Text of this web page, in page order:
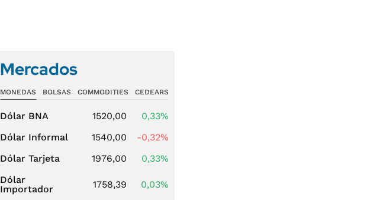
Mercados
MONEDAS BOLSAS COMMODITIES CEDEARS
Dólar BNA 1520,00
0,33%
Dólar Informal
1540,00
-0,32%
Dólar Tarjeta
1976,00
0,33%
Dólar
Importador
1758,39 0,03%